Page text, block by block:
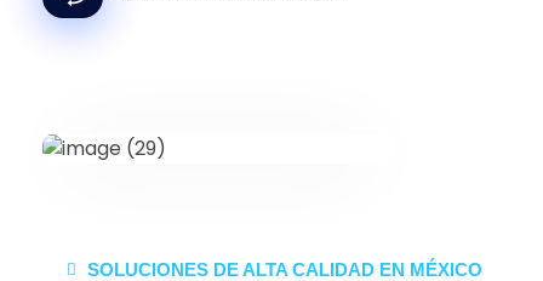
SOLUCIONES DE ALTA CALIDAD EN MÉXICO